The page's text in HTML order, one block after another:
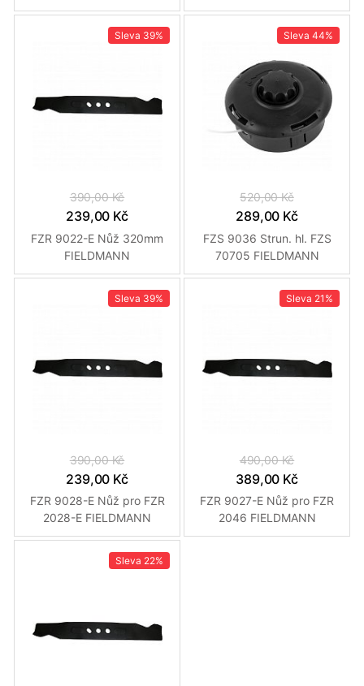
Sleva 39%
390,00 Kč
239,00 Kč
FZR 9022-E Nůž 320mm
FIELDMANN
Sleva 44%
520,00 Kč
289,00 Kč
FZS 9036 Strun. hl. FZS
70705 FIELDMANN
Sleva 39%
390,00 Kč
239,00 Kč
FZR 9028-E Nůž pro FZR
2028-E FIELDMANN
Sleva 21%
490,00 Kč
389,00 Kč
FZR 9027-E Nůž pro FZR
2046 FIELDMANN
Sleva 22%